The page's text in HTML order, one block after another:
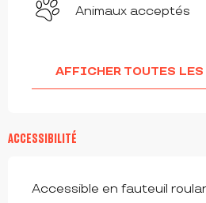
Animaux acceptés
AFFICHER TOUTES
ACCESSIBILITÉ
Accessible en fauteuil